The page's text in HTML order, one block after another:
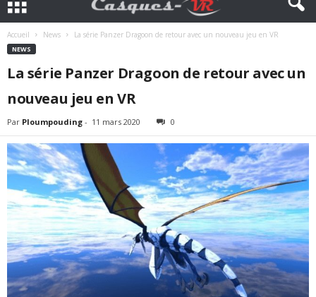
Accueil News La série Panzer Dragoon de retour avec un nouveau jeu en VR
NEWS
La série Panzer Dragoon de retour avec un
nouveau jeu en VR
Par Ploumpouding - 11 mars 2020 0